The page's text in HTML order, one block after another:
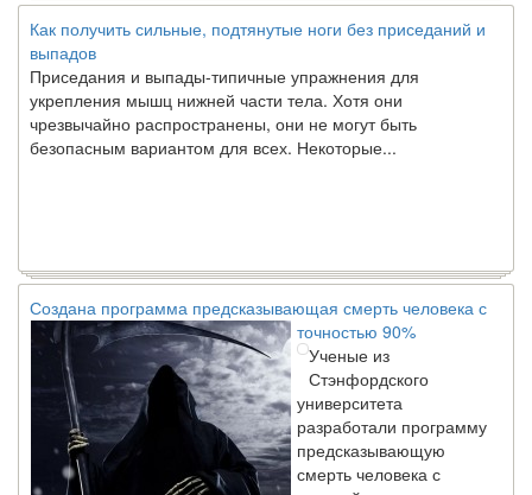
Как получить сильные, подтянутые ноги без приседаний и
выпадов
Приседания и выпады-типичные упражнения для
укрепления мышц нижней части тела. Хотя они
чрезвычайно распространены, они не могут быть
безопасным вариантом для всех. Некоторые...
Создана программа предсказывающая смерть человека с
точностью 90%
Ученые из
Стэнфордского
университета
разработали программу
предсказывающую
смерть человека с
высокой точностью.